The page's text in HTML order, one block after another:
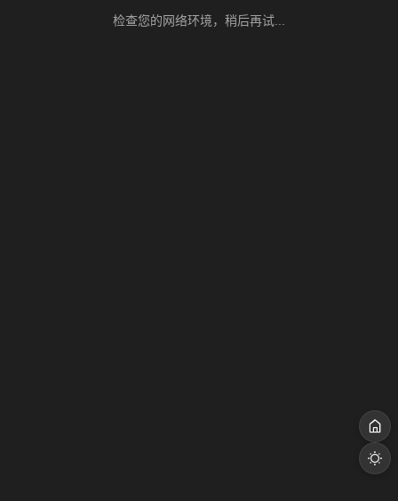
检查您的网络环境，稍后再试...